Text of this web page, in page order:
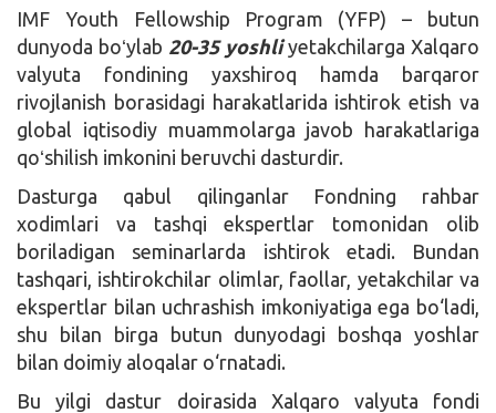
IMF Youth Fellowship Program (YFP) – butun
dunyoda boʻylab 20-35 yoshli yetakchilarga Xalqaro
valyuta fondining yaxshiroq hamda barqaror
rivojlanish borasidagi harakatlarida ishtirok etish va
global iqtisodiy muammolarga javob harakatlariga
qoʻshilish imkonini beruvchi dasturdir.
Dasturga qabul qilinganlar Fondning rahbar
xodimlari va tashqi ekspertlar tomonidan olib
boriladigan seminarlarda ishtirok etadi. Bundan
tashqari, ishtirokchilar olimlar, faollar, yetakchilar va
ekspertlar bilan uchrashish imkoniyatiga ega bo‘ladi,
shu bilan birga butun dunyodagi boshqa yoshlar
bilan doimiy aloqalar o‘rnatadi.
Bu yilgi dastur doirasida Xalqaro valyuta fondi